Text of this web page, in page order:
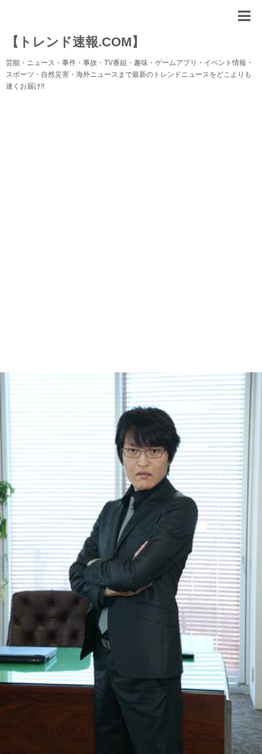
【トレンド速報.COM】
芸能・ニュース・事件・事故・TV番組・趣味・ゲームアプリ・イベント情報・
スポーツ・自然災害・海外ニュースまで最新のトレンドニュースをどこよりも
速くお届け!!